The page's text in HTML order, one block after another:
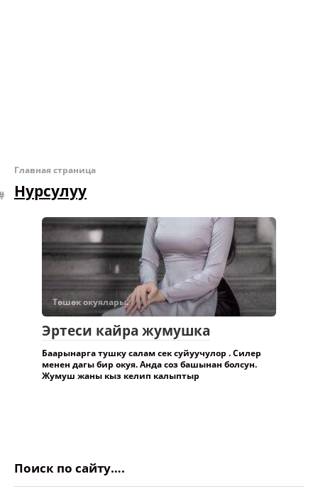
Главная страница
Нурсулуу
Төшөк окуялары.
Эртеси кайра жумушка
Баарынарга тушку салам сек суйуучулор . Силер
менен дагы бир окуя. Анда соз башынан болсун.
Жумуш жаны кыз келип калыптыр
Поиск по сайту….